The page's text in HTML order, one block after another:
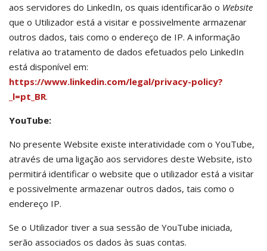
aos servidores do LinkedIn, os quais identificarão o Website
que o Utilizador está a visitar e possivelmente armazenar
outros dados, tais como o endereço de IP. A informação
relativa ao tratamento de dados efetuados pelo LinkedIn
está disponível em:
https://www.linkedin.com/legal/privacy-policy?
_l=pt_BR.
YouTube:
No presente Website existe interatividade com o YouTube,
através de uma ligação aos servidores deste Website, isto
permitirá identificar o website que o utilizador está a visitar
e possivelmente armazenar outros dados, tais como o
endereço IP.
Se o Utilizador tiver a sua sessão de YouTube iniciada,
serão associados os dados às suas contas.